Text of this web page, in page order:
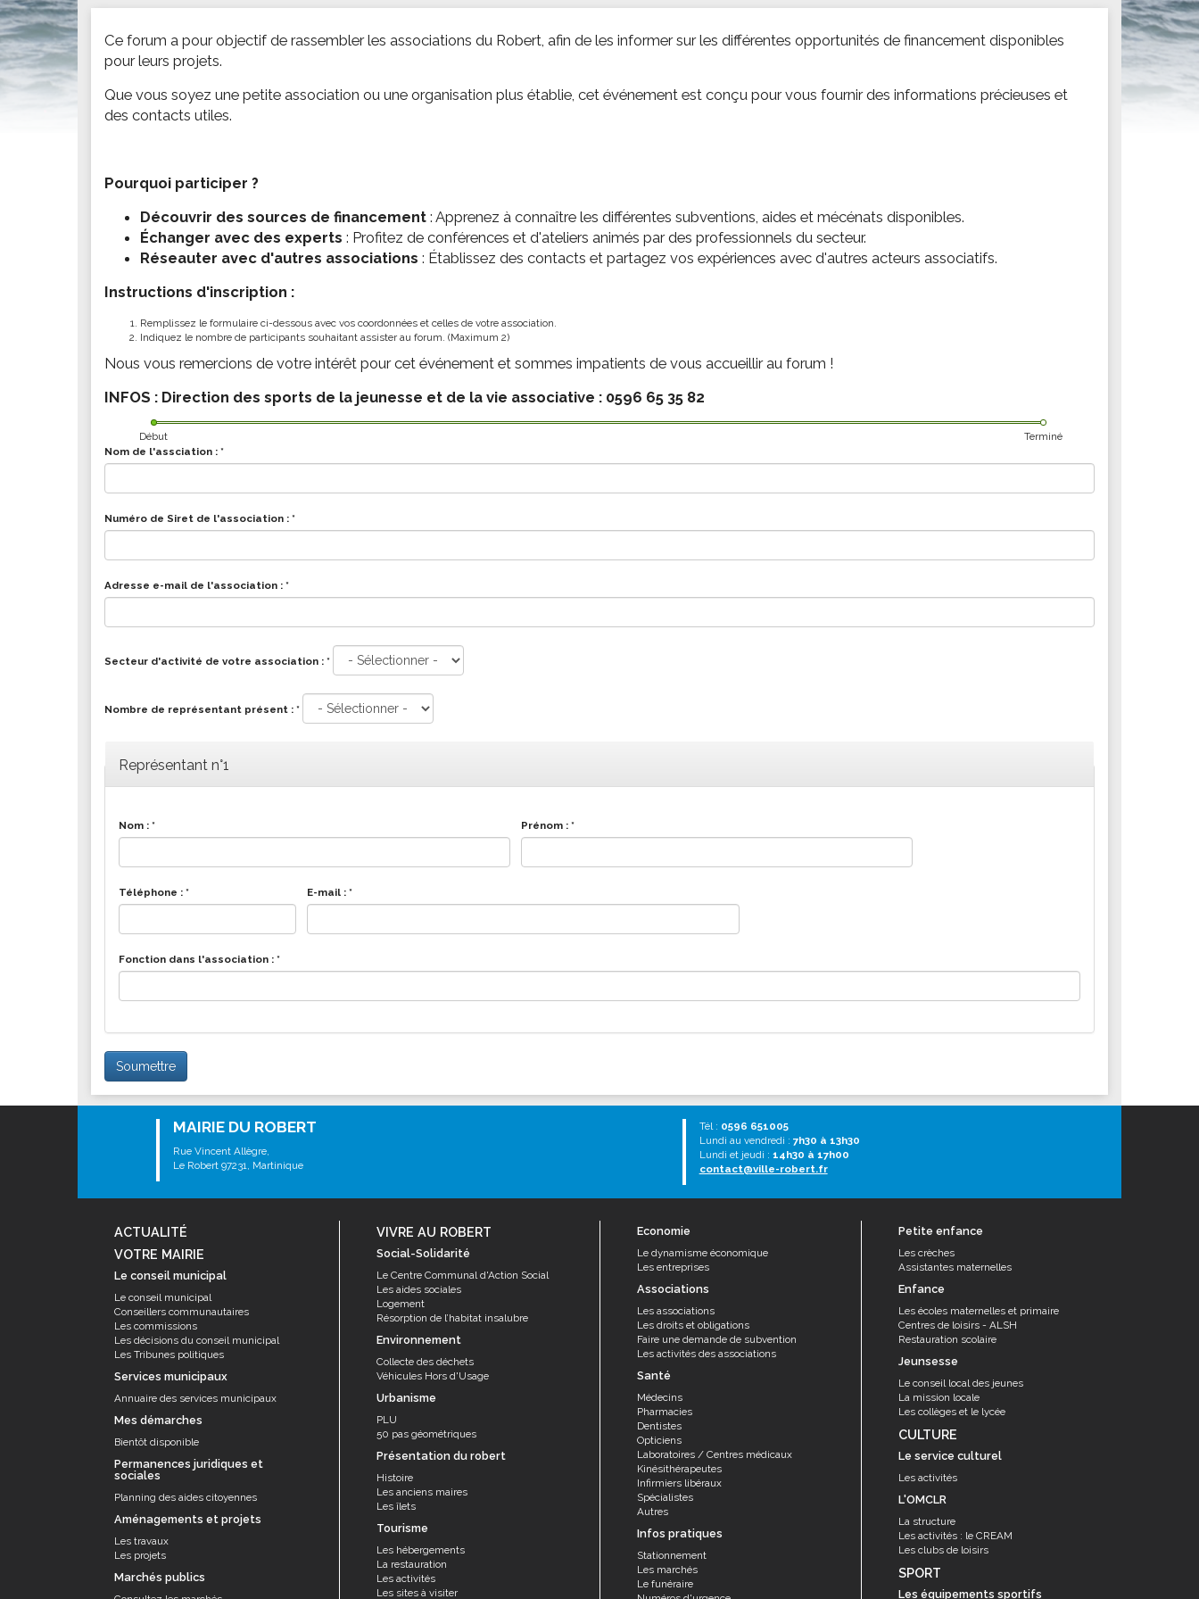
Les commissions
MARCHÉS PUBLICS
Consultez les marchés
Les anciens maires
Les personnalités
SERVICES MUNICIPAUX
Annuaire des services municipaux
MES DÉMARCHES
Faîtes vos démarches en ligne
Déchetterie
Bornes de tri
Collecte des déchets
Tri bô kay
Les îlets
Les activités
La restauration
Les sites à visiter
ECONOMIE
Le dynamisme économique
Les associations
Les droits et obligations
Faire une demande de subvention
VIE PRATIQUE
Infos sargasse
Toilettes publiques
Le funéraire
SANTÉ
Annuaire santé
Offres d'emploi
Le Centre Communal d'Action Social
Bornes de collecte de l'ACISE
Les collèges et le lycée
ENFANCE
Le portail famille
PETITE ENFANCE
Assistantes maternelles
Les activités
Ce forum a pour objectif de rassembler les associations du Robert, afin de les informer sur les différentes opportunités de financement disponibles
pour leurs projets.
Que vous soyez une petite association ou une organisation plus établie, cet événement est conçu pour vous fournir des informations précieuses et
des contacts utiles.
Pourquoi participer ?
Découvrir des sources de financement : Apprenez à connaître les différentes subventions, aides et mécénats disponibles.
Échanger avec des experts : Profitez de conférences et d'ateliers animés par des professionnels du secteur.
Réseauter avec d'autres associations : Établissez des contacts et partagez vos expériences avec d'autres acteurs associatifs.
Instructions d'inscription :
Remplissez le formulaire ci-dessous avec vos coordonnées et celles de votre association.
Indiquez le nombre de participants souhaitant assister au forum. (Maximum 2)
Nous vous remercions de votre intérêt pour cet événement et sommes impatients de vous accueillir au forum !
INFOS : Direction des sports de la jeunesse et de la vie associative : 0596 65 35 82
Début
Terminé
Nom de l'assciation : *
Numéro de Siret de l'association : *
Adresse e-mail de l'association : *
Secteur d'activité de votre association : *
Nombre de représentant présent : *
Représentant n°1
Nom : * Prénom : *
Téléphone : * E-mail : *
Fonction dans l'association : *
Soumettre
MAIRIE DU ROBERT
Rue Vincent Allègre,
Le Robert 97231, Martinique
Tél : 0596 651005
Lundi au vendredi : 7h30 à 13h30
Lundi et jeudi : 14h30 à 17h00
contact@ville-robert.fr
ACTUALITÉ
VOTRE MAIRIE
Le conseil municipal
Le conseil municipal
Conseillers communautaires
Les commissions
Les décisions du conseil municipal
Les Tribunes politiques
Services municipaux
Annuaire des services municipaux
Mes démarches
Bientôt disponible
Permanences juridiques et
sociales
Planning des aides citoyennes
Aménagements et projets
Les travaux
Les projets
Marchés publics
VIVRE AU ROBERT
Social-Solidarité
Le Centre Communal d'Action Social
Les aides sociales
Logement
Résorption de l’habitat insalubre
Environnement
Collecte des déchets
Véhicules Hors d'Usage
Urbanisme
PLU
50 pas géométriques
Présentation du robert
Histoire
Les anciens maires
Les îlets
Tourisme
Les hébergements
La restauration
Les activités
Les sites à visiter
Economie
Le dynamisme économique
Les entreprises
Associations
Les associations
Les droits et obligations
Faire une demande de subvention
Les activités des associations
Santé
Médecins
Pharmacies
Dentistes
Opticiens
Laboratoires / Centres médicaux
Kinésithérapeutes
Infirmiers libéraux
Spécialistes
Autres
Infos pratiques
Stationnement
Les marchés
Le funéraire
Petite enfance
Les crèches
Assistantes maternelles
Enfance
Les écoles maternelles et primaire
Centres de loisirs - ALSH
Restauration scolaire
Jeunsesse
Le conseil local des jeunes
La mission locale
Les collèges et le lycée
CULTURE
Le service culturel
Les activités
L'OMCLR
La structure
Les activités : le CREAM
Les clubs de loisirs
SPORT
Les équipements sportifs